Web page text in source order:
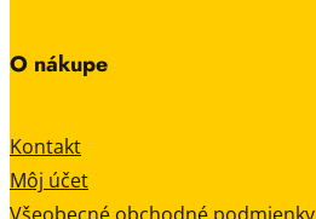
O nákupe
Kontakt
Môj účet